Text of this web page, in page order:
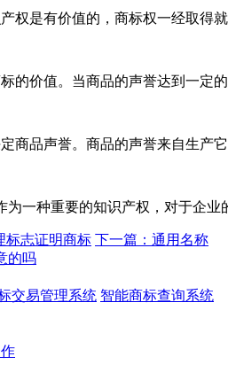
是有价值的，商标权一经取得就
价值。当商品的声誉达到一定的
品声誉。商品的声誉来自生产它
种重要的知识产权，对于企业
标志证明商标 下一篇：通用名称
的吗
交易管理系统 智能商标查询系统